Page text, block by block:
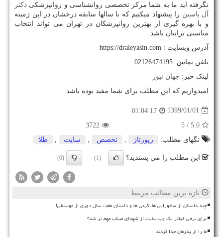
نگرفته اید ما به شما مرکز تخصصی روانشناسی و روانپزشکی دکتر
آل یاسین را پیشنهاد میکنیم که با سالها سابقه درخشان در این زمینه
و با بهره گیری از بهترین روانپزشکان در تهران می تواند انتخاب
مناسبی برایتان باشد.
آدرس وبسایت : https://draleyasin.com
تلفن تماس: 02126474195
لینک خبر: جهان نیوز
امیدواریم که این مطلب برای شما مفید بوده باشد.
1399/01/01
01:04:17
5.0
/ 5
3722
تگهای مطلب:
رپورتاژ تخصص سایت طلا
این مطلب را می پسندید؟ (1)
(0)
تازه ترین مطالب مرتبط
چند داستان از سامورایی ها، گرمی ها و داستان هفت سال دوری از موسیقی!
برای برخی فیلتر یک وب سایت از شهدای میناب مهم تر شد؟
ما را از پدرمان جدا کردند